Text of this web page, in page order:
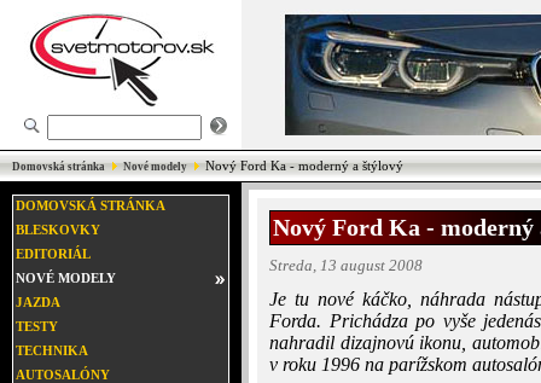
Domovská stránka Nové modely Nový Ford Ka - moderný a štýlový
DOMOVSKÁ STRÁNKA
BLESKOVKY
EDITORIÁL
NOVÉ MODELY
JAZDA
TESTY
TECHNIKA
AUTOSALÓNY
Nový Ford Ka - moderný
Streda, 13 august 2008
Je tu nové káčko, náhrada
Forda. Prichádza po vyše
nahradil dizajnovú ikonu,
v roku 1996 na parížskom